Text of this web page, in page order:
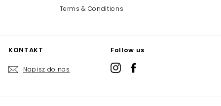
Terms & Conditions
KONTAKT
Napisz do nas
Follow us
Instagram